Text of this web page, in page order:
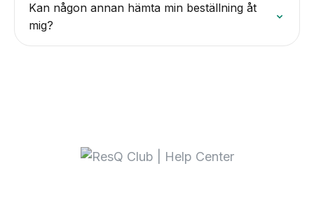
Kan någon annan hämta min beställning åt
mig?